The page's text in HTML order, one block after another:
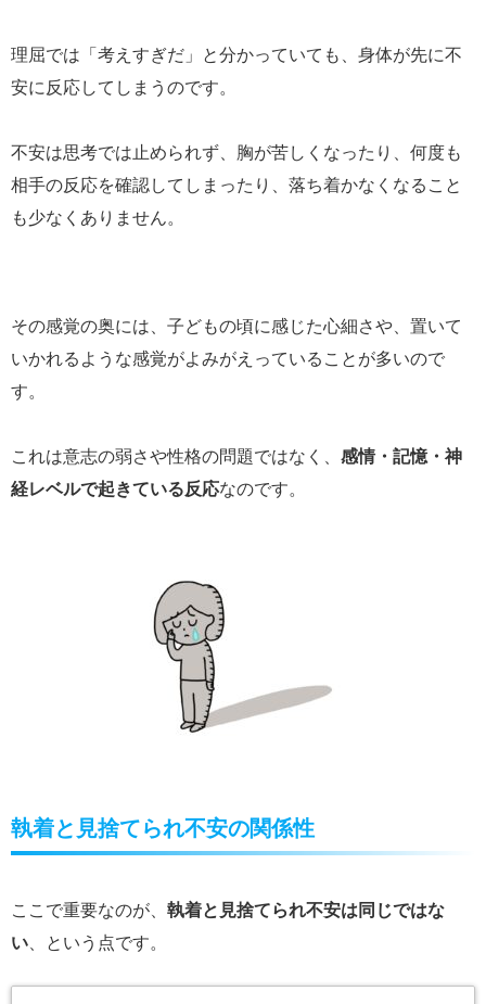
理屈では「考えすぎだ」と分かっていても、身体が先に不
安に反応してしまうのです。
不安は思考では止められず、胸が苦しくなったり、何度も
相手の反応を確認してしまったり、落ち着かなくなること
も少なくありません。
その感覚の奥には、子どもの頃に感じた心細さや、置いて
いかれるような感覚がよみがえっていることが多いので
す。
これは意志の弱さや性格の問題ではなく、 感情・記憶・神
経レベルで起きている反応なのです。
執着と見捨てられ不安の関係性
ここで重要なのが、 執着と見捨てられ不安は同じではな
い 、という点です。